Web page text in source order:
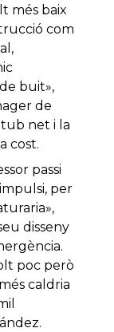
més baix
com
buit»,
de
tub net i la
cost.
passi
per
disseny
poc però
caldria